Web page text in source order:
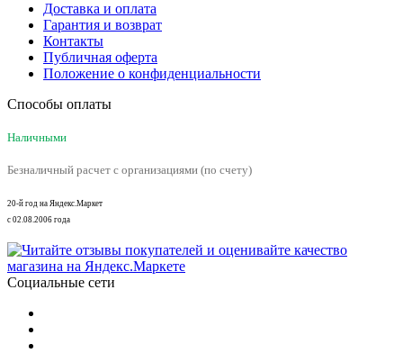
Доставка и оплата
Гарантия и возврат
Контакты
Публичная оферта
Положение о конфиденциальности
Способы оплаты
Наличными
Безналичный расчет с организациями (по счету)
20-й год на Яндекс.Маркет
с 02.08.2006 года
Социальные сети